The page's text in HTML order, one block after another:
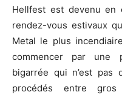
Hellfest est devenu en
rendez-vous estivaux
Metal le plus
commencer par une
bigarrée qui n’est pas
procédés entre gros